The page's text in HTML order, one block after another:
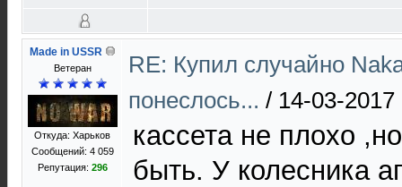
Made in USSR
Ветеран
Откуда: Харьков
Сообщений: 4 059
Репутация: 296
RE: Купил случайно
понеслось... / 14-03-2017
кассета не плохо
быть. У колесника